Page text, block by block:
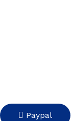
Paypal